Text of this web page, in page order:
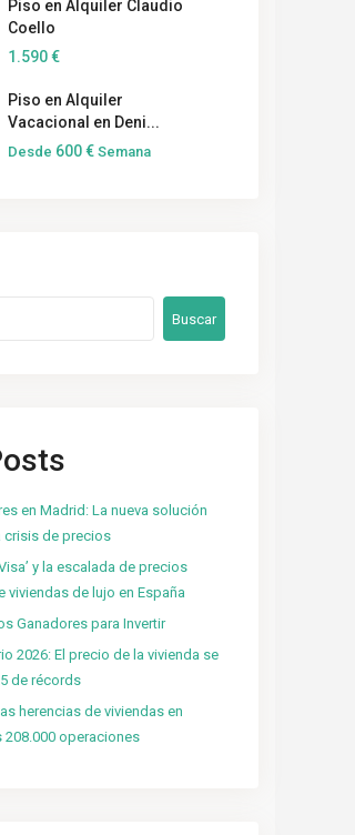
Piso en Alquiler Claudio
Coello
1.590 €
Piso en Alquiler
Vacacional en Deni...
Desde 600 € Semana
Buscar
en Madrid: La nueva solución
crisis de precios
y la escalada de precios
viviendas de lujo en España
Ganadores para Invertir
2026: El precio de la vivienda se
de récords
herencias de viviendas en
208.000 operaciones